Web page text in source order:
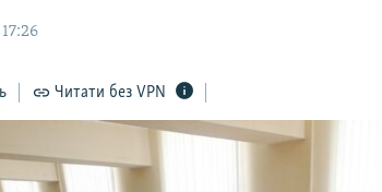
Читати без VPN